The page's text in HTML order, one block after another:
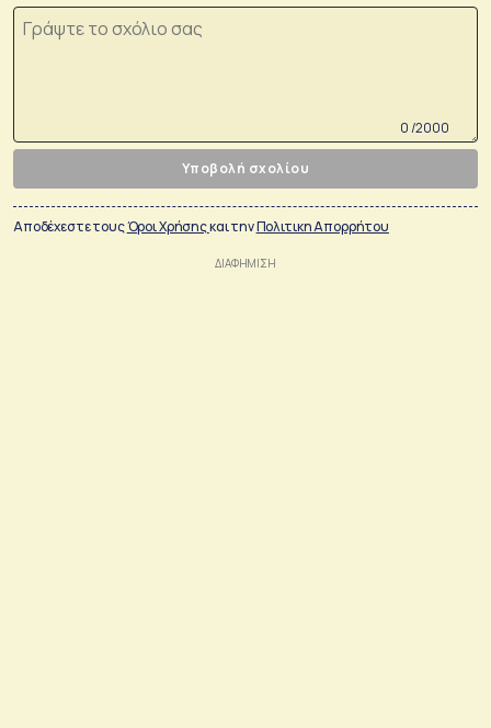
0 /2000
Υποβολή σχολίου
Αποδέχεστε τουςΌροι Χρήσηςκαι τηνΠολιτικη Απορρήτου